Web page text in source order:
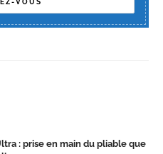
: prise en main du pliable que